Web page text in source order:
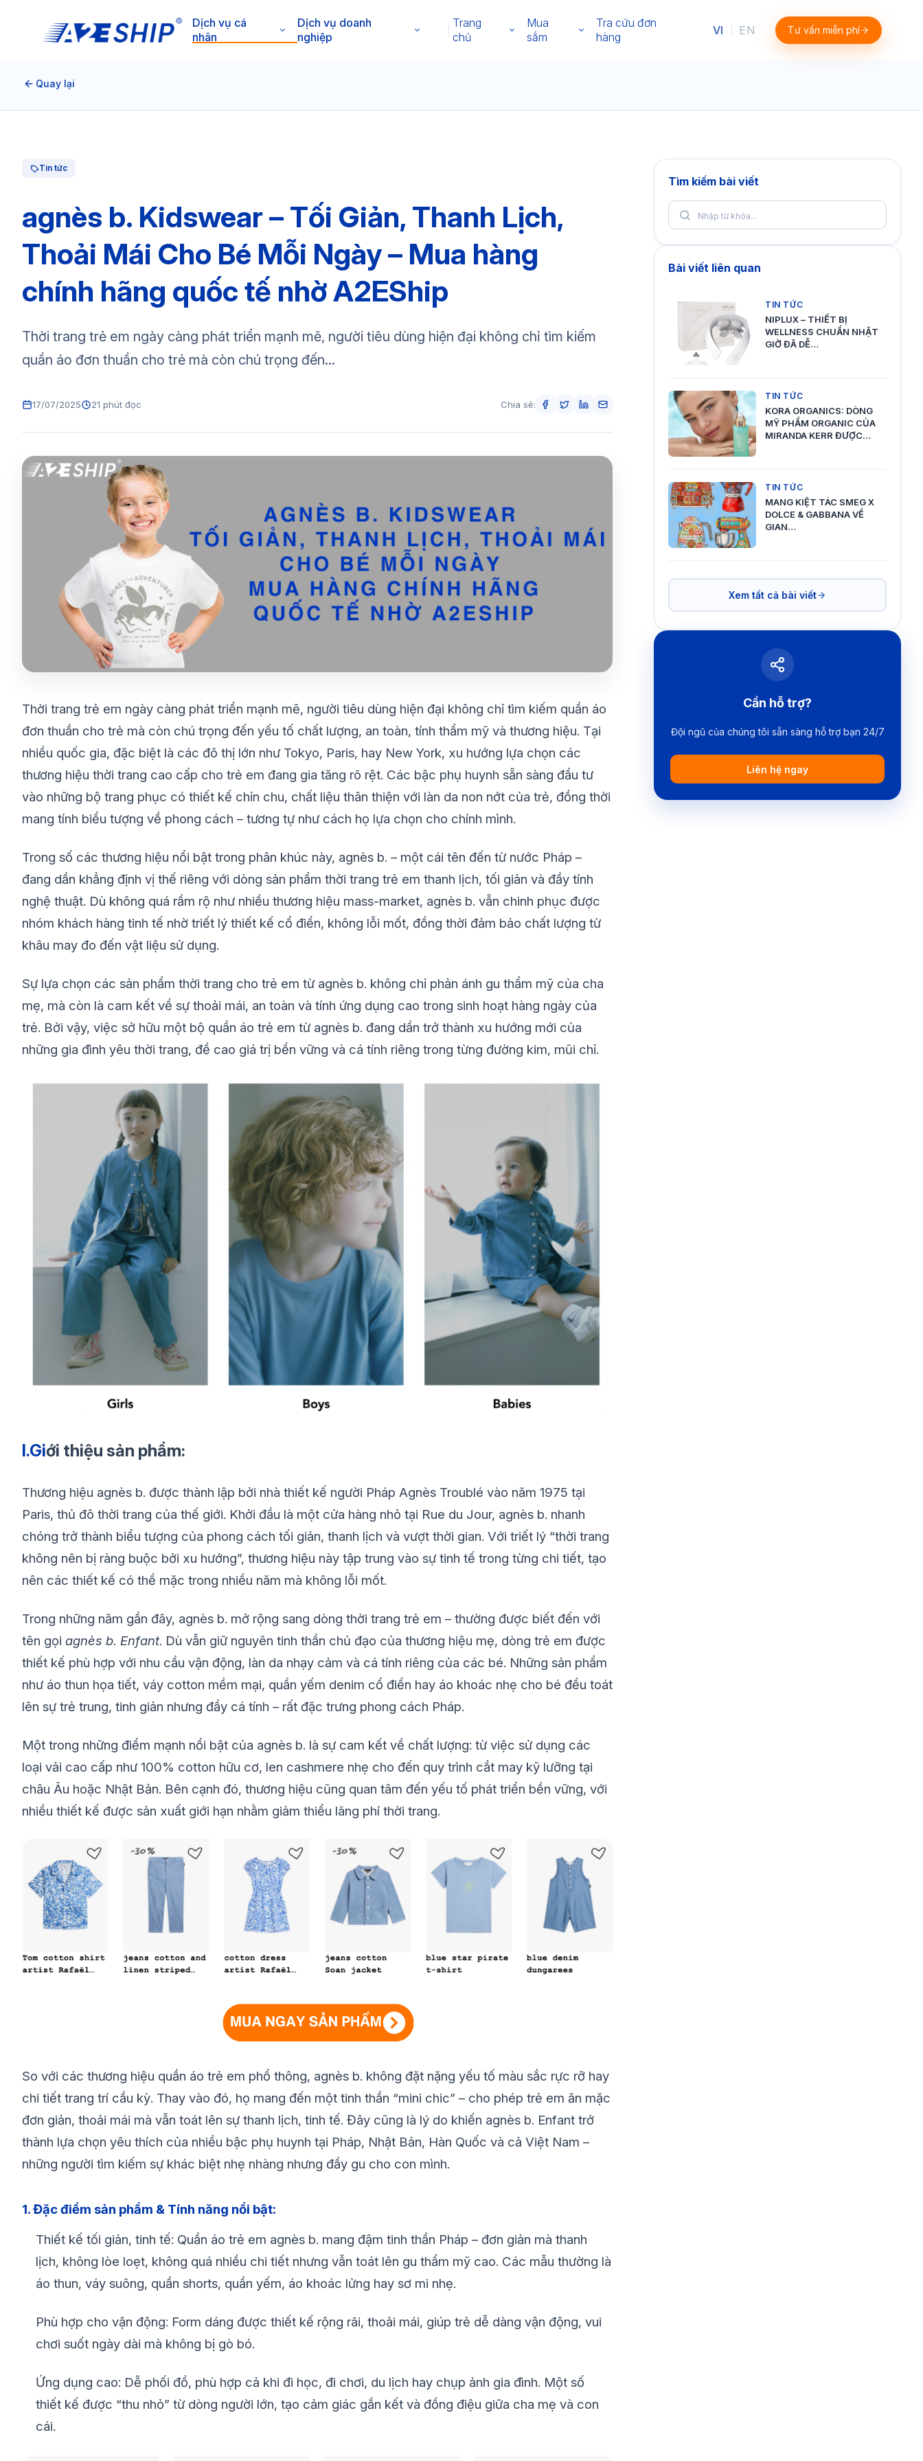
Dịch vụ cá
nhân
Dịch vụ doanh
nghiệp
Trang
chủ
Mua
sắm
Tra cứu đơn
hàng
VI EN Tư vấn miễn phí
Quay lại
Tin tức
agnès b. Kidswear – Tối Giản, Thanh Lịch,
Thoải Mái Cho Bé Mỗi Ngày – Mua hàng
chính hãng quốc tế nhờ A2EShip
Thời trang trẻ em ngày càng phát triển mạnh mẽ, người tiêu dùng hiện đại không chỉ tìm kiếm
quần áo đơn thuần cho trẻ mà còn chú trọng đến...
17/07/2025 21 phút đọc Chia sẻ:
Thời trang trẻ em ngày càng phát triển mạnh mẽ, người tiêu dùng hiện đại không chỉ tìm kiếm quần áo
đơn thuần cho trẻ mà còn chú trọng đến yếu tố chất lượng, an toàn, tính thẩm mỹ và thương hiệu. Tại
nhiều quốc gia, đặc biệt là các đô thị lớn như Tokyo, Paris, hay New York, xu hướng lựa chọn các
thương hiệu thời trang cao cấp cho trẻ em đang gia tăng rõ rệt. Các bậc phụ huynh sẵn sàng đầu tư
vào những bộ trang phục có thiết kế chỉn chu, chất liệu thân thiện với làn da non nớt của trẻ, đồng thời
mang tính biểu tượng về phong cách – tương tự như cách họ lựa chọn cho chính mình.
Trong số các thương hiệu nổi bật trong phân khúc này, agnès b. – một cái tên đến từ nước Pháp –
đang dần khẳng định vị thế riêng với dòng sản phẩm thời trang trẻ em thanh lịch, tối giản và đầy tính
nghệ thuật. Dù không quá rầm rộ như nhiều thương hiệu mass-market, agnès b. vẫn chinh phục được
nhóm khách hàng tinh tế nhờ triết lý thiết kế cổ điển, không lỗi mốt, đồng thời đảm bảo chất lượng từ
khâu may đo đến vật liệu sử dụng.
Sự lựa chọn các sản phẩm thời trang cho trẻ em từ agnès b. không chỉ phản ánh gu thẩm mỹ của cha
mẹ, mà còn là cam kết về sự thoải mái, an toàn và tính ứng dụng cao trong sinh hoạt hàng ngày của
trẻ. Bởi vậy, việc sở hữu một bộ quần áo trẻ em từ agnès b. đang dần trở thành xu hướng mới của
những gia đình yêu thời trang, đề cao giá trị bền vững và cá tính riêng trong từng đường kim, mũi chỉ.
I.Giới thiệu sản phẩm:
Thương hiệu agnès b. được thành lập bởi nhà thiết kế người Pháp Agnès Troublé vào năm 1975 tại
Paris, thủ đô thời trang của thế giới. Khởi đầu là một cửa hàng nhỏ tại Rue du Jour, agnès b. nhanh
chóng trở thành biểu tượng của phong cách tối giản, thanh lịch và vượt thời gian. Với triết lý “thời trang
không nên bị ràng buộc bởi xu hướng”, thương hiệu này tập trung vào sự tinh tế trong từng chi tiết, tạo
nên các thiết kế có thể mặc trong nhiều năm mà không lỗi mốt.
Trong những năm gần đây, agnès b. mở rộng sang dòng thời trang trẻ em – thường được biết đến với
tên gọi agnès b. Enfant. Dù vẫn giữ nguyên tinh thần chủ đạo của thương hiệu mẹ, dòng trẻ em được
thiết kế phù hợp với nhu cầu vận động, làn da nhạy cảm và cá tính riêng của các bé. Những sản phẩm
như áo thun họa tiết, váy cotton mềm mại, quần yếm denim cổ điển hay áo khoác nhẹ cho bé đều toát
lên sự trẻ trung, tinh giản nhưng đầy cá tính – rất đặc trưng phong cách Pháp.
Một trong những điểm mạnh nổi bật của agnès b. là sự cam kết về chất lượng: từ việc sử dụng các
loại vải cao cấp như 100% cotton hữu cơ, len cashmere nhẹ cho đến quy trình cắt may kỹ lưỡng tại
châu Âu hoặc Nhật Bản. Bên cạnh đó, thương hiệu cũng quan tâm đến yếu tố phát triển bền vững, với
nhiều thiết kế được sản xuất giới hạn nhằm giảm thiểu lãng phí thời trang.
So với các thương hiệu quần áo trẻ em phổ thông, agnès b. không đặt nặng yếu tố màu sắc rực rỡ hay
chi tiết trang trí cầu kỳ. Thay vào đó, họ mang đến một tinh thần “mini chic” – cho phép trẻ em ăn mặc
đơn giản, thoải mái mà vẫn toát lên sự thanh lịch, tinh tế. Đây cũng là lý do khiến agnès b. Enfant trở
thành lựa chọn yêu thích của nhiều bậc phụ huynh tại Pháp, Nhật Bản, Hàn Quốc và cả Việt Nam –
những người tìm kiếm sự khác biệt nhẹ nhàng nhưng đầy gu cho con mình.
1. Đặc điểm sản phẩm & Tính năng nổi bật:
Thiết kế tối giản, tinh tế: Quần áo trẻ em agnès b. mang đậm tinh thần Pháp – đơn giản mà thanh
lịch, không lòe loẹt, không quá nhiều chi tiết nhưng vẫn toát lên gu thẩm mỹ cao. Các mẫu thường là
áo thun, váy suông, quần shorts, quần yếm, áo khoác lửng hay sơ mi nhẹ.
Phù hợp cho vận động: Form dáng được thiết kế rộng rãi, thoải mái, giúp trẻ dễ dàng vận động, vui
chơi suốt ngày dài mà không bị gò bó.
Ứng dụng cao: Dễ phối đồ, phù hợp cả khi đi học, đi chơi, du lịch hay chụp ảnh gia đình. Một số
thiết kế được “thu nhỏ” từ dòng người lớn, tạo cảm giác gắn kết và đồng điệu giữa cha mẹ và con
cái.
Tìm kiếm bài viết
Bài viết liên quan
TIN TỨC
NIPLUX – THIẾT BỊ
WELLNESS CHUẨN NHẬT
GIỜ ĐÃ DỄ…
TIN TỨC
KORA ORGANICS: DÒNG
MỸ PHẨM ORGANIC CỦA
MIRANDA KERR ĐƯỢC…
TIN TỨC
MANG KIỆT TÁC SMEG X
DOLCE & GABBANA VỀ
GIAN…
Xem tất cả bài viết
Cần hỗ trợ?
Đội ngũ của chúng tôi sẵn sàng hỗ trợ bạn 24/7
Liên hệ ngay